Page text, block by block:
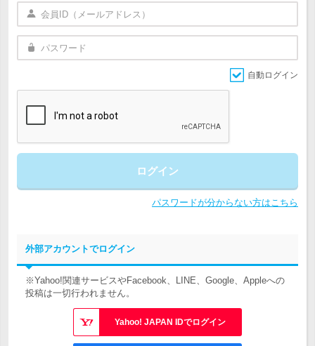
自動ログイン
ログイン
パスワードが分からない方はこちら
外部アカウントでログイン
※Yahoo!関連サービスやFacebook、LINE、Google、Appleへの
投稿は一切行われません。
Yahoo! JAPAN IDでログイン